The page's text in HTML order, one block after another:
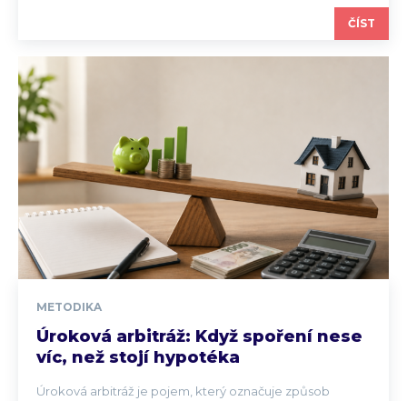
ČÍST
METODIKA
Úroková arbitráž: Když spoření nese
víc, než stojí hypotéka
Úroková arbitráž je pojem, který označuje způsob